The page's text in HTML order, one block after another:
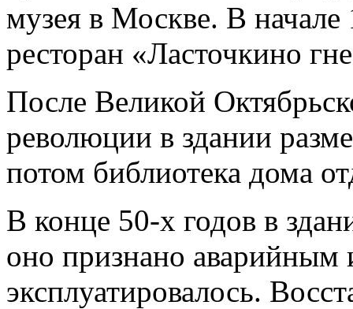
музея в Москве. В начале
ресторан «Ласточкино
После Великой
революции в здании
потом библиотека дома
В конце 50-х годов в
оно признано аварийным
эксплуатировалось.